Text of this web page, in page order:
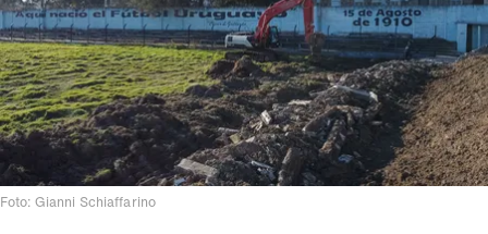
Foto: Gianni Schiaffarino